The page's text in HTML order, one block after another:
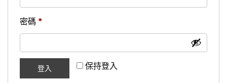
密碼 *
填
保持登入
登入